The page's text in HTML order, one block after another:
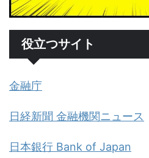
役立つサイト
金融庁
日経新聞 金融機関ニュース
日本銀行 Bank of Japan